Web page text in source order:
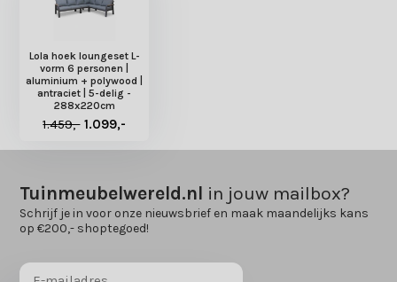
Lola hoek loungeset L-
vorm 6 personen |
aluminium + polywood |
antraciet | 5-delig -
288x220cm
1.459,- 1.099,-
Tuinmeubelwereld.nl in jouw mailbox?
Schrijf je in voor onze nieuwsbrief en maak maandelijks kans
op €200,- shoptegoed!